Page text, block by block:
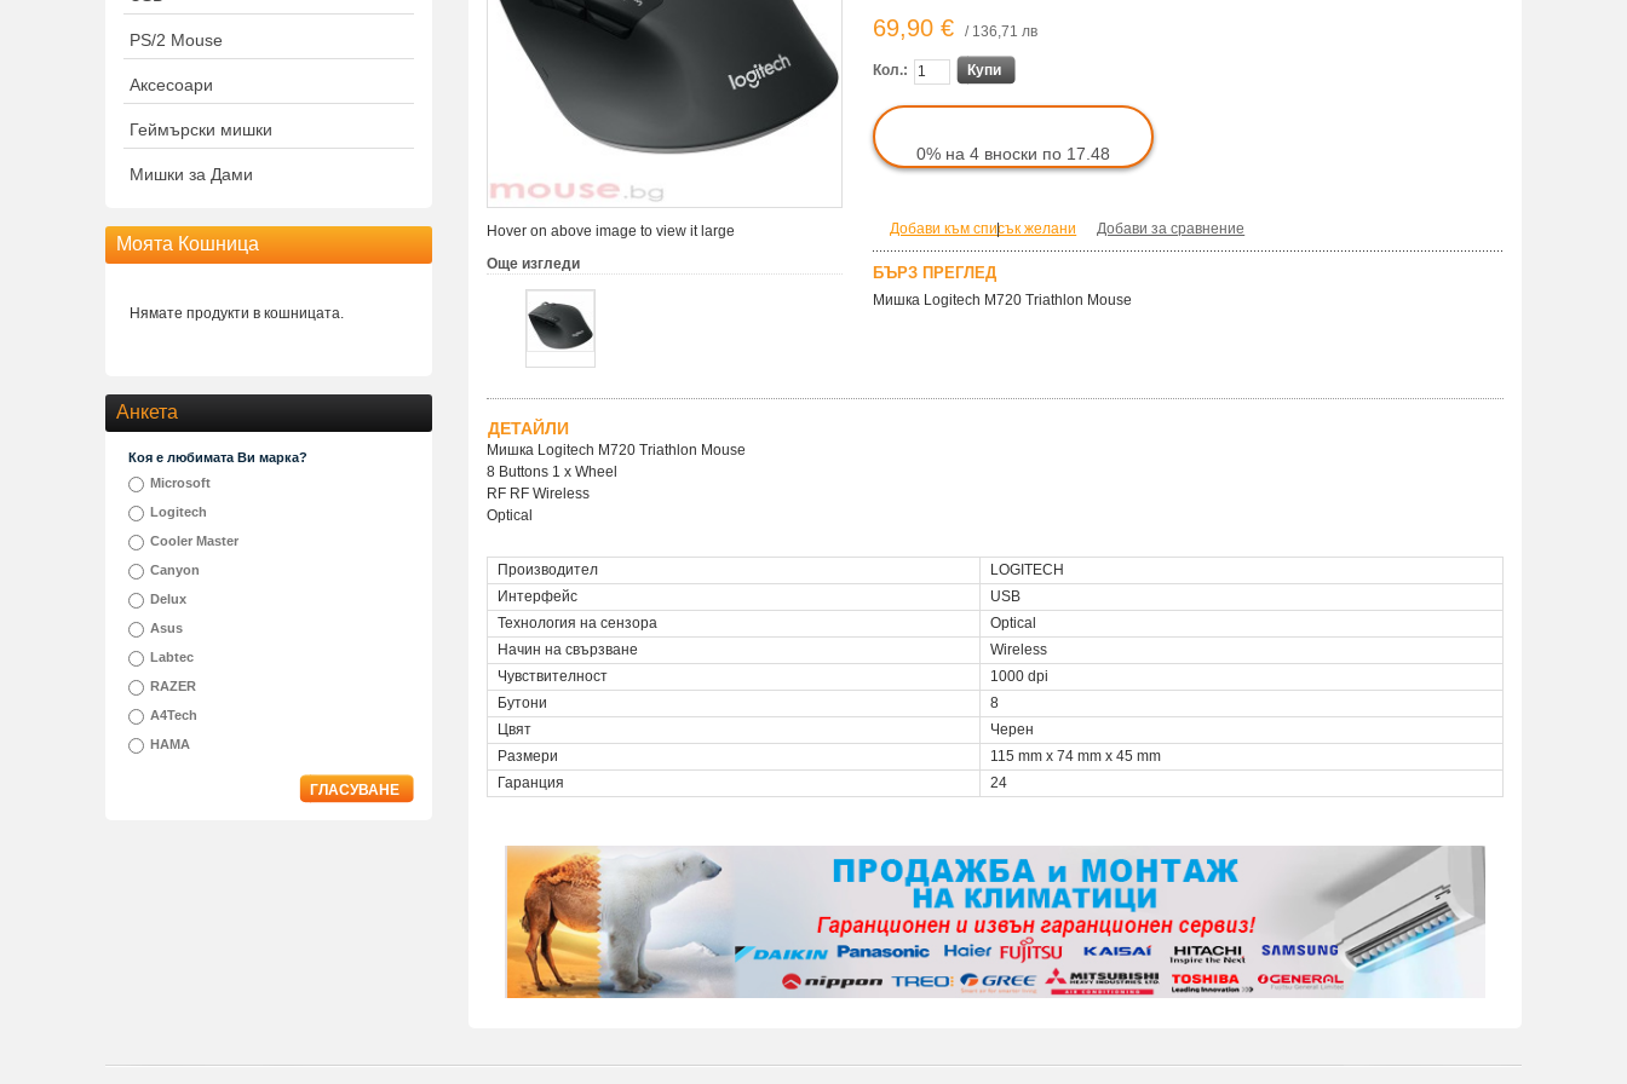
Hover on above image to view it large
Още изгледи
69,90 € / 136,71 лв
Кол.: Купи
0% на 4 вноски по 17.48
Добави към списък желани
| Добави за сравнение
БЪРЗ ПРЕГЛЕД
Мишка Logitech M720 Triathlon Mouse
ДЕТАЙЛИ
Мишка Logitech M720 Triathlon Mouse
8 Buttons 1 x Wheel
RF RF Wireless
Optical
Производител
LOGITECH
Интерфейс
USB
Технология на сензора
Optical
Начин на свързване
Wireless
Чувствителност
1000 dpi
Бутони
8
Цвят
Черен
Размери
115 mm x 74 mm x 45 mm
Гаранция
24
PS/2 Mouse
Аксесоари
Геймърски мишки
Мишки за Дами
Моята Кошница
Нямате продукти в кошницата.
Анкета
Коя е любимата Ви марка?
Microsoft
Logitech
Cooler Master
Canyon
Delux
Asus
Labtec
RAZER
A4Tech
HAMA
ГЛАСУВАНЕ